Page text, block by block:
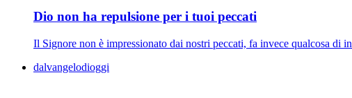
Dio non ha repulsione per i tuoi peccati
Il Signore non è impressionato dai nostri peccati, fa invece qualcosa di
dalvangelodioggi